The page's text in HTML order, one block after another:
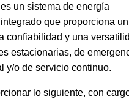
un sistema de energía
que proporciona un
confiabilidad y una
estacionarias, de
y/o de servicio continuo.
lo siguiente, con